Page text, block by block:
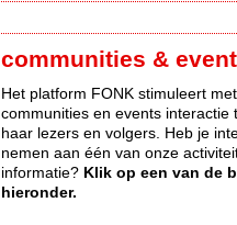
communities &
Het platform FONK stimuleert
communities en events interactie
haar lezers en volgers. Heb je
nemen aan één van onze
informatie? Klik op een van de
hieronder.